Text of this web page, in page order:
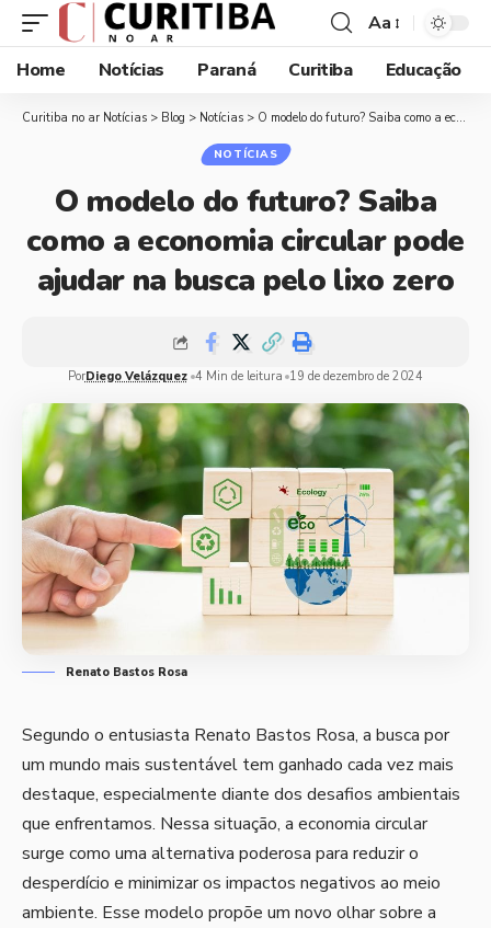
Aa
Home
Notícias Paraná Curitiba Educação
Curitiba no ar Notícias > Blog > Notícias > O modelo do futuro? Saiba como a economia circular pode ajudar na busca pelo lixo zero
NOTÍCIAS
O modelo do futuro? Saiba
como a economia circular pode
ajudar na busca pelo lixo zero
PorDiego Velázquez 4 Min de leitura 19 de dezembro de 2024
Renato Bastos Rosa
Segundo o entusiasta Renato Bastos Rosa, a busca por
um mundo mais sustentável tem ganhado cada vez mais
destaque, especialmente diante dos desafios ambientais
que enfrentamos. Nessa situação, a economia circular
surge como uma alternativa poderosa para reduzir o
desperdício e minimizar os impactos negativos ao meio
ambiente. Esse modelo propõe um novo olhar sobre a